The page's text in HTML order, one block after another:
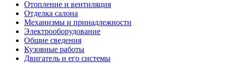
Отопление и вентиляция
Отделка салона
Механизмы и принадлежности
Электрооборудование
Общие сведения
Кузовные работы
Двигатель и его системы